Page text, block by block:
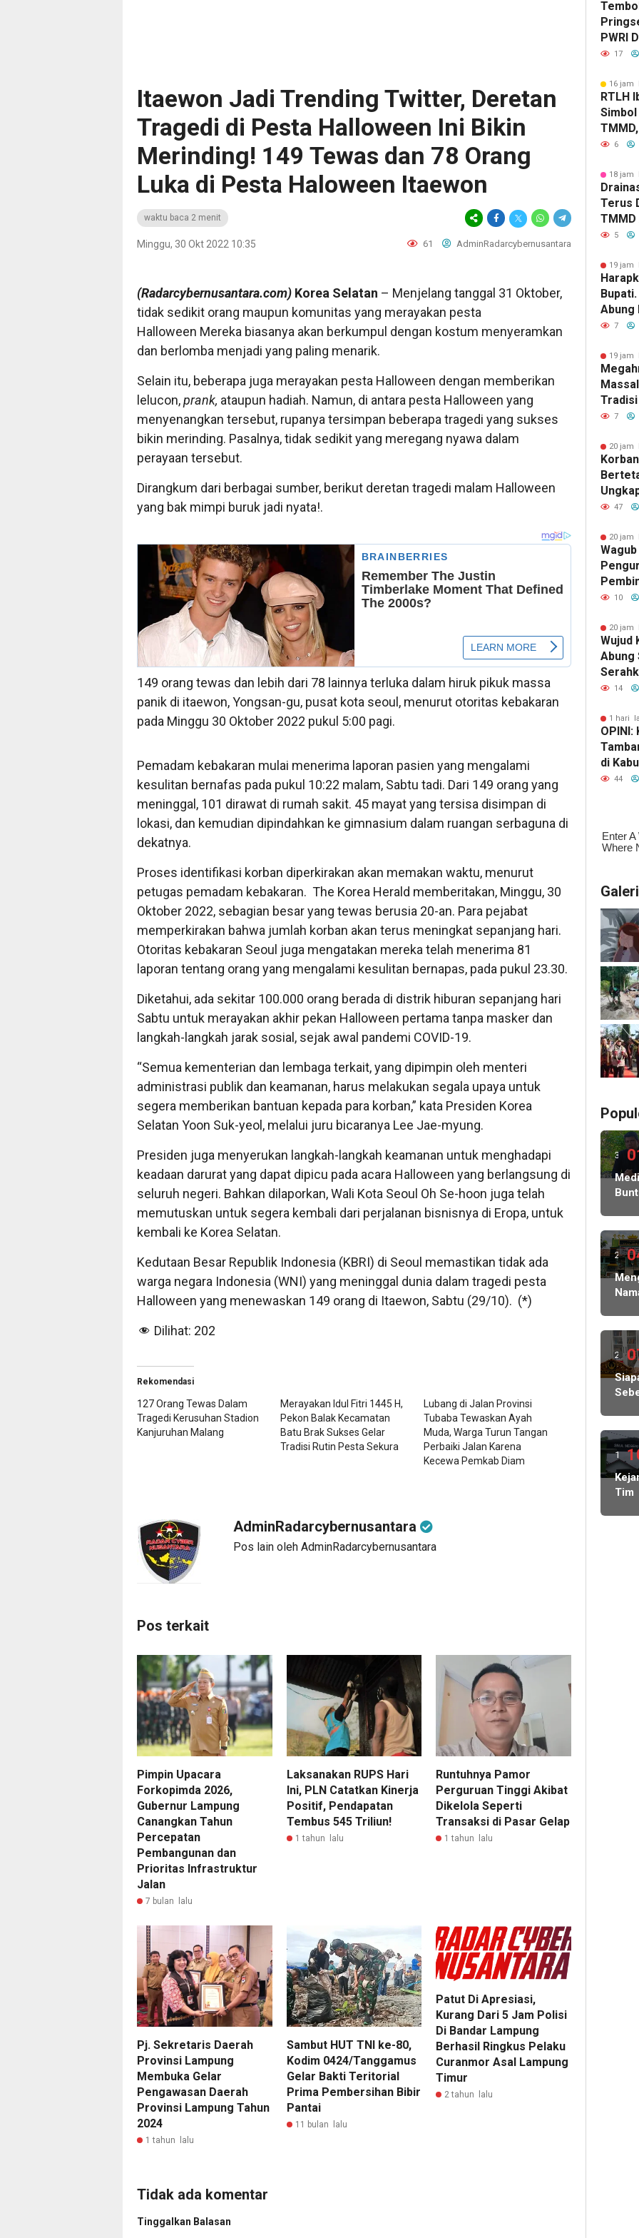
Itaewon Jadi Trending Twitter, Deretan
Tragedi di Pesta Halloween Ini Bikin
Merinding! 149 Tewas dan 78 Orang
Luka di Pesta Haloween Itaewon
waktu baca 2 menit
Minggu, 30 Okt 2022 10:35 61 AdminRadarcybernusantara
(Radarcybernusantara.com) Korea Selatan – Menjelang tanggal 31 Oktober,
tidak sedikit orang maupun komunitas yang merayakan pesta
Halloween Mereka biasanya akan berkumpul dengan kostum menyeramkan
dan berlomba menjadi yang paling menarik.
Selain itu, beberapa juga merayakan pesta Halloween dengan memberikan
lelucon,prank, ataupun hadiah. Namun, di antara pesta Halloween yang
menyenangkan tersebut, rupanya tersimpan beberapa tragedi yang sukses
bikin merinding. Pasalnya, tidak sedikit yang meregang nyawa dalam
perayaan tersebut.
Dirangkum dari berbagai sumber, berikut deretan tragedi malam Halloween
yang bak mimpi buruk jadi nyata!.
149 orang tewas dan lebih dari 78 lainnya terluka dalam hiruk pikuk massa
panik di itaewon, Yongsan-gu, pusat kota seoul, menurut otoritas kebakaran
pada Minggu 30 Oktober 2022 pukul 5:00 pagi.
Pemadam kebakaran mulai menerima laporan pasien yang mengalami
kesulitan bernafas pada pukul 10:22 malam, Sabtu tadi. Dari 149 orang yang
meninggal, 101 dirawat di rumah sakit. 45 mayat yang tersisa disimpan di
lokasi, dan kemudian dipindahkan ke gimnasium dalam ruangan serbaguna di
dekatnya.
Proses identifikasi korban diperkirakan akan memakan waktu, menurut
petugas pemadam kebakaran. The Korea Herald memberitakan, Minggu, 30
Oktober 2022, sebagian besar yang tewas berusia 20-an. Para pejabat
memperkirakan bahwa jumlah korban akan terus meningkat sepanjang hari.
Otoritas kebakaran Seoul juga mengatakan mereka telah menerima 81
laporan tentang orang yang mengalami kesulitan bernapas, pada pukul 23.30.
Diketahui, ada sekitar 100.000 orang berada di distrik hiburan sepanjang hari
Sabtu untuk merayakan akhir pekan Halloween pertama tanpa masker dan
langkah-langkah jarak sosial, sejak awal pandemi COVID-19.
“Semua kementerian dan lembaga terkait, yang dipimpin oleh menteri
administrasi publik dan keamanan, harus melakukan segala upaya untuk
segera memberikan bantuan kepada para korban,” kata Presiden Korea
Selatan Yoon Suk-yeol, melalui juru bicaranya Lee Jae-myung.
Presiden juga menyerukan langkah-langkah keamanan untuk menghadapi
keadaan darurat yang dapat dipicu pada acara Halloween yang berlangsung di
seluruh negeri. Bahkan dilaporkan, Wali Kota Seoul Oh Se-hoon juga telah
memutuskan untuk segera kembali dari perjalanan bisnisnya di Eropa, untuk
kembali ke Korea Selatan.
Kedutaan Besar Republik Indonesia (KBRI) di Seoul memastikan tidak ada
warga negara Indonesia (WNI) yang meninggal dunia dalam tragedi pesta
Halloween yang menewaskan 149 orang di Itaewon, Sabtu (29/10). (*)
Dilihat: 202
Rekomendasi
127 Orang Tewas Dalam
Tragedi Kerusuhan Stadion
Kanjuruhan Malang
Merayakan Idul Fitri 1445 H,
Pekon Balak Kecamatan
Batu Brak Sukses Gelar
Tradisi Rutin Pesta Sekura
Lubang di Jalan Provinsi
Tubaba Tewaskan Ayah
Muda, Warga Turun Tangan
Perbaiki Jalan Karena
Kecewa Pemkab Diam
AdminRadarcybernusantara
Pos lain oleh AdminRadarcybernusantara
Pos terkait
Pimpin Upacara
Forkopimda 2026,
Gubernur Lampung
Canangkan Tahun
Percepatan
Pembangunan dan
Prioritas Infrastruktur
Jalan
7 bulan lalu
Laksanakan RUPS Hari
Ini, PLN Catatkan Kinerja
Positif, Pendapatan
Tembus 545 Triliun!
1 tahun lalu
Runtuhnya Pamor
Perguruan Tinggi Akibat
Dikelola Seperti
Transaksi di Pasar Gelap
1 tahun lalu
Pj. Sekretaris Daerah
Provinsi Lampung
Membuka Gelar
Pengawasan Daerah
Provinsi Lampung Tahun
2024
1 tahun lalu
Sambut HUT TNI ke-80,
Kodim 0424/Tanggamus
Gelar Bakti Teritorial
Prima Pembersihan Bibir
Pantai
11 bulan lalu
Patut Di Apresiasi,
Kurang Dari 5 Jam Polisi
Di Bandar Lampung
Berhasil Ringkus Pelaku
Curanmor Asal Lampung
Timur
2 tahun lalu
Tidak ada komentar
Tinggalkan Balasan
PWRI
17
16 jam
RTLH
6
18 jam
Terus
5
19 jam
Abung
Gubuk
7
19 jam
7
20 jam
47
20 jam
Raden
10
20 jam
Wujud
Abung
Tinjau
14
1 hari
OPINI:
di
44
3
lalu
Juta
Ke
2
lalu
di
1
tiba
dan
2
lalu
Publik
1
lalu
Tim